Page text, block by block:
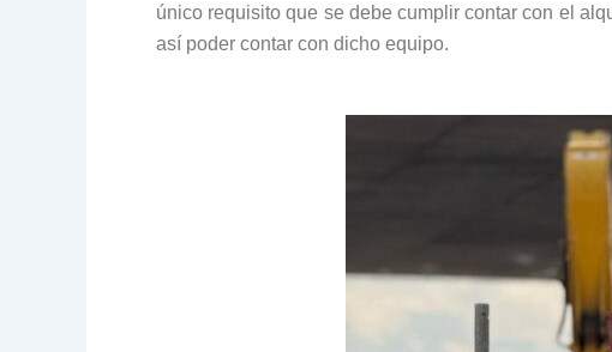
único requisito que se debe cumplir contar con el
así poder contar con dicho equipo.